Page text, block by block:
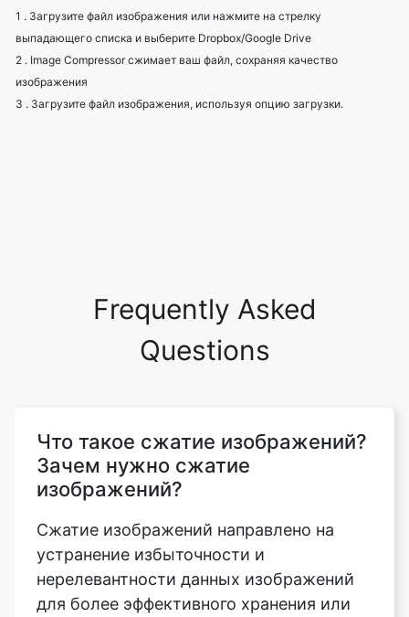
изображения
3 . Загрузите файл изображения, используя опцию загрузки.
Что такое сжатие изображений?
Сжатие изображений направлено на
устранение избыточности и
нерелевантности данных изображений
для более эффективного хранения или
передачи данных. Его цель — уменьшить
количество бит, необходимых для
представления изображения.